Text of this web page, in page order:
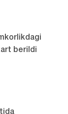
berildi